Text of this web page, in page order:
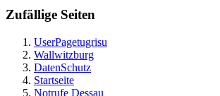
Zufällige Seiten
UserPagetugrisu
Wallwitzburg
DatenSchutz
Startseite
Notrufe Dessau